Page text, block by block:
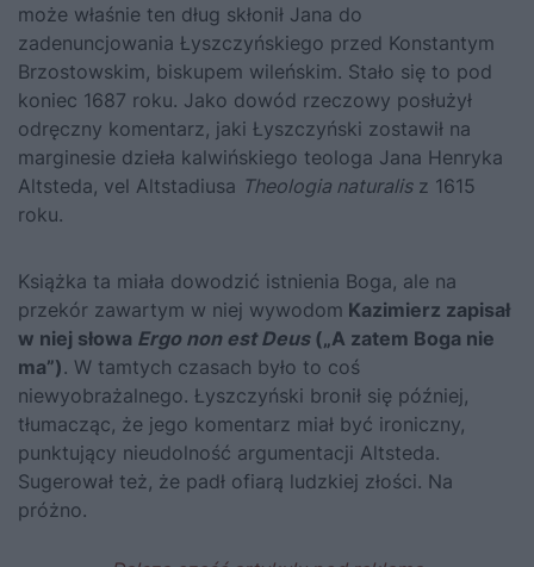
może właśnie ten dług skłonił Jana do
zadenuncjowania Łyszczyńskiego przed Konstantym
Brzostowskim, biskupem wileńskim. Stało się to pod
koniec 1687 roku. Jako dowód rzeczowy posłużył
odręczny komentarz, jaki Łyszczyński zostawił na
marginesie dzieła kalwińskiego teologa Jana Henryka
Altsteda, vel Altstadiusa Theologia naturalisz 1615
roku.
Książka ta miała dowodzić istnienia Boga, ale na
przekór zawartym w niej wywodom Kazimierz zapisał
w niej słowa Ergo non est Deus („A zatem Boga nie
ma”). W tamtych czasach było to coś
niewyobrażalnego. Łyszczyński bronił się później,
tłumacząc, że jego komentarz miał być ironiczny,
punktujący nieudolność argumentacji Altsteda.
Sugerował też, że padł ofiarą ludzkiej złości. Na
próżno.